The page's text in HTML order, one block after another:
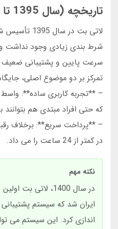
تاریخچه (سال 1395 تا 2025)
لاتی بت در
شرط بندی زیادی وجود نداشت و
سرعت پایین و پشتیبانی ضعیف
تمرکز بر دو موضوع اصلی،
– **تجربه کاربری ساده**:
که حتی افراد مبتدی هم
– **پرداخت سریع**: برخلاف
در کمتر از 24 ساعت را می داد.
نکته مهم
در سال 1400، لاتی
ایران شد که سیستم